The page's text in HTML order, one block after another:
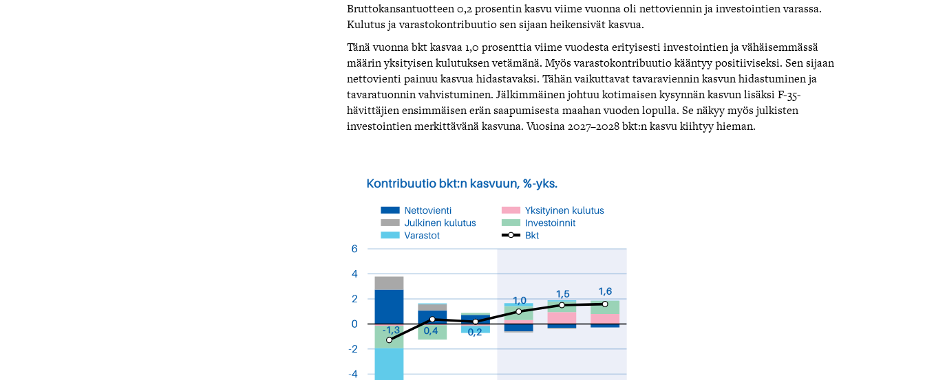
Bruttokansantuotteen 0,2 prosentin kasvu viime vuonna oli nettoviennin ja investointien varassa.
Kulutus ja varastokontribuutio sen sijaan heikensivät kasvua.
Tänä vuonna bkt kasvaa 1,0 prosenttia viime vuodesta erityisesti investointien ja vähäisemmässä
määrin yksityisen kulutuksen vetämänä. Myös varastokontribuutio kääntyy positiiviseksi. Sen sijaan
nettovienti painuu kasvua hidastavaksi. Tähän vaikuttavat tavaraviennin kasvun hidastuminen ja
tavaratuonnin vahvistuminen. Jälkimmäinen johtuu kotimaisen kysynnän kasvun lisäksi F-35-
hävittäjien ensimmäisen erän saapumisesta maahan vuoden lopulla. Se näkyy myös julkisten
investointien merkittävänä kasvuna. Vuosina 2027–2028 bkt:n kasvu kiihtyy hieman.